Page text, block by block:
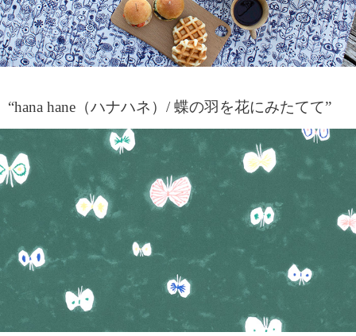
“hana hane（ハナハネ）/ 蝶の羽を花にみたてて”